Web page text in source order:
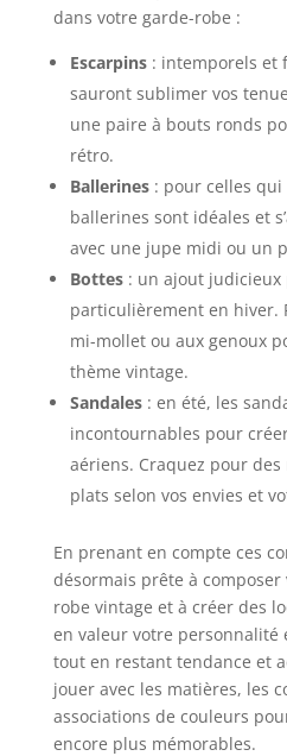
dans votre garde-robe :
Escarpins: intemporels et
sauront sublimer vos
une paire à bouts ronds
rétro.
Ballerines: pour celles qui
ballerines sont idéales et
avec une jupe midi ou un
Bottes: un ajout judicieux
particulièrement en hiver.
mi-mollet ou aux genoux
thème vintage.
Sandales: en été, les
incontournables pour
aériens. Craquez pour
plats selon vos envies et
En prenant en compte ces
désormais prête à
robe vintage et à créer des
en valeur votre personnalité
tout en restant tendance et
jouer avec les matières, les
associations de couleurs
encore plus mémorables.